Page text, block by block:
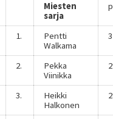
Miesten
sarja
1.
Pentti
Walkama
2.
Pekka
Viinikka
3.
Heikki
Halkonen